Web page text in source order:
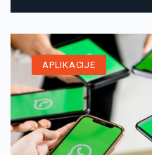
APLIKACIJE